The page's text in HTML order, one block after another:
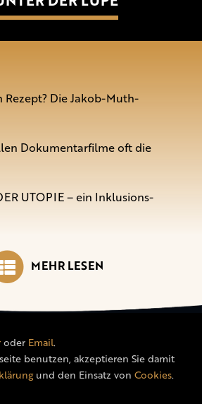
Die Jakob-Muth-
Dokumentarfilme oft die
UTOPIE – ein Inklusions-
MEHR LESEN
oder Email.
benutzen, akzeptieren Sie damit
und den Einsatz von Cookies.